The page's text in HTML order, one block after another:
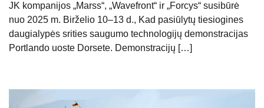
JK kompanijos „Marss“, „Wavefront“ ir „Forcys“ susibūrė
nuo 2025 m. Birželio 10–13 d., Kad pasiūlytų tiesiogines
daugialypės srities saugumo technologijų demonstracijas
Portlando uoste Dorsete. Demonstracijų […]